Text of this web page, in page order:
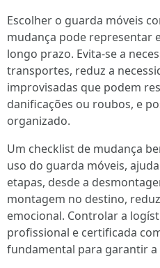
Escolher o guarda móveis
mudança pode representar
longo prazo. Evita-se a
transportes, reduz a
improvisadas que podem
danificações ou roubos, e
organizado.
Um checklist de mudança
uso do guarda móveis,
etapas, desde a
montagem no destino,
emocional. Controlar a
profissional e certificada
fundamental para garantir